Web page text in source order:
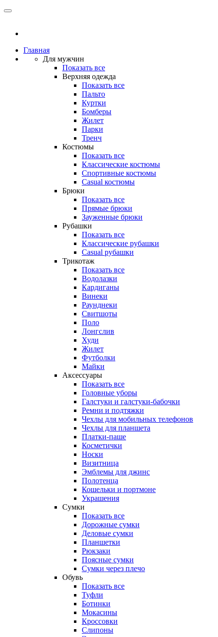
Главная
Для мужчин
Показать все
Верхняя одежда
Показать все
Пальто
Куртки
Бомберы
Жилет
Парки
Тренч
Костюмы
Показать все
Классические костюмы
Спортивные костюмы
Casual костюмы
Брюки
Показать все
Прямые брюки
Зауженные брюки
Рубашки
Показать все
Классические рубашки
Casual рубашки
Трикотаж
Показать все
Водолазки
Кардиганы
Винеки
Раунднеки
Свитшоты
Поло
Лонгслив
Худи
Жилет
Футболки
Майки
Аксессуары
Показать все
Головные уборы
Галстуки и галстуки-бабочки
Ремни и подтяжки
Чехлы для мобильных телефонов
Чехлы для планшета
Платки-паше
Косметички
Носки
Визитница
Эмблемы для джинс
Полотенца
Кошельки и портмоне
Украшения
Сумки
Показать все
Дорожные сумки
Деловые сумки
Планшетки
Рюкзаки
Поясные сумки
Сумки через плечо
Обувь
Показать все
Туфли
Ботинки
Мокасины
Кроссовки
Слипоны